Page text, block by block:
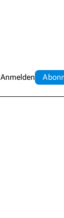
Anmelden Abo